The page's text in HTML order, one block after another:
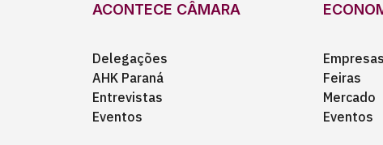
ACONTECE CÂMARA
Delegações
AHK Paraná
Entrevistas
Eventos
Empresas
Feiras
Mercado
Eventos